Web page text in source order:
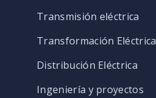
Transmisión eléctrica
Transformación Eléctrica
Distribución Eléctrica
Ingeniería y proyectos